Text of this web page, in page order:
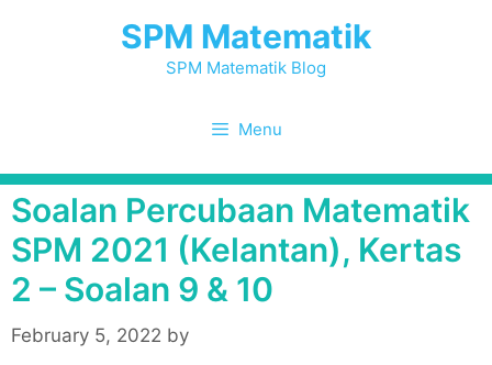
SPM Matematik
SPM Matematik Blog
Menu
Soalan Percubaan Matematik
SPM 2021 (Kelantan), Kertas
2 – Soalan 9 & 10
February 5, 2022 by